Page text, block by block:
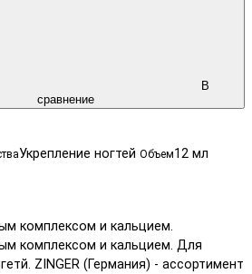
В
сравнение
Укрепление ногтей Объем12 мл
комплексом и кальцием.
комплексом и кальцием. Для
ZINGER (Германия) - ассортимент